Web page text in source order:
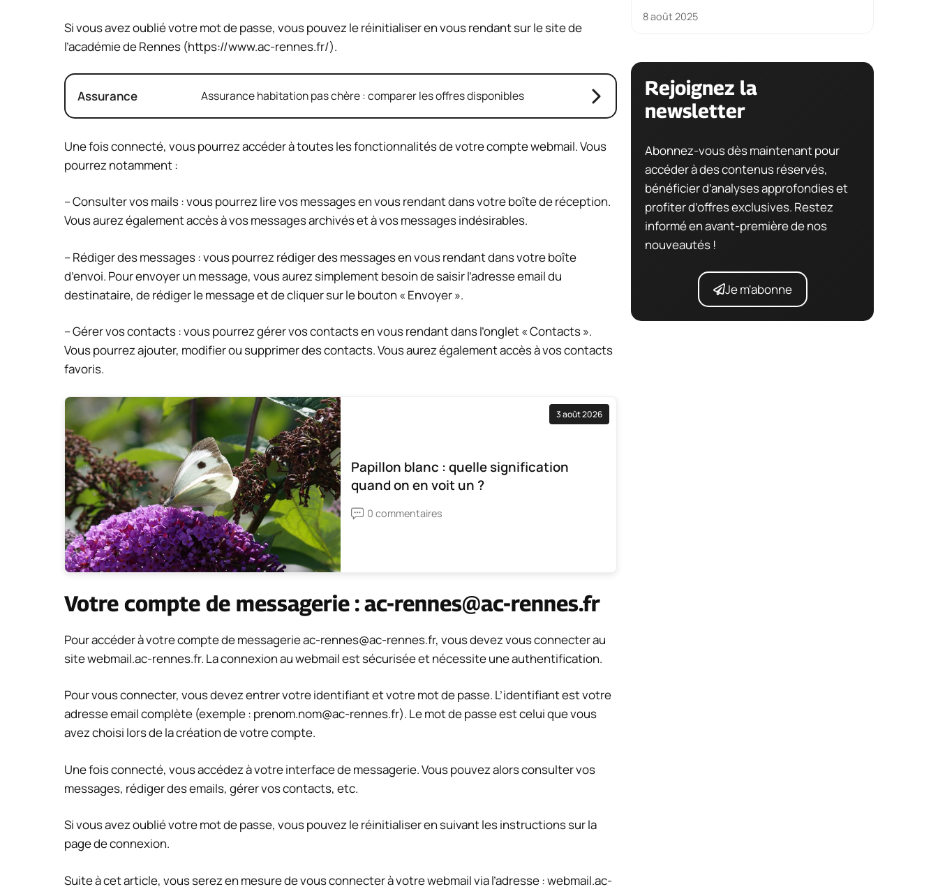
Si vous avez oublié votre mot de passe, vous pouvez le réinitialiser en vous rendant sur le site de
l’académie de Rennes (https://www.ac-rennes.fr/).
Assurance Assurance habitation pas chère : comparer les offres disponibles
Une fois connecté, vous pourrez accéder à toutes les fonctionnalités de votre compte webmail. Vous
pourrez notamment :
– Consulter vos mails : vous pourrez lire vos messages en vous rendant dans votre boîte de réception.
Vous aurez également accès à vos messages archivés et à vos messages indésirables.
– Rédiger des messages : vous pourrez rédiger des messages en vous rendant dans votre boîte
d’envoi. Pour envoyer un message, vous aurez simplement besoin de saisir l’adresse email du
destinataire, de rédiger le message et de cliquer sur le bouton « Envoyer ».
– Gérer vos contacts : vous pourrez gérer vos contacts en vous rendant dans l’onglet « Contacts ».
Vous pourrez ajouter, modifier ou supprimer des contacts. Vous aurez également accès à vos contacts
favoris.
3 août 2026
Papillon blanc : quelle signification
quand on en voit un ?
0 commentaires
Votre compte de messagerie :ac-rennes@ac-rennes.fr
Pour accéder à votre compte de messagerieac-rennes@ac-rennes.fr, vous devez vous connecter au
site webmail.ac-rennes.fr. La connexion au webmail est sécurisée et nécessite une authentification.
Pour vous connecter, vous devez entrer votre identifiant et votre mot de passe. L’identifiant est votre
adresse email complète (exemple : prenom.nom@ac-rennes.fr). Le mot de passe est celui que vous
avez choisi lors de la création de votre compte.
Une fois connecté, vous accédez à votre interface de messagerie. Vous pouvez alors consulter vos
messages, rédiger des emails, gérer vos contacts, etc.
Si vous avez oublié votre mot de passe, vous pouvez le réinitialiser en suivant les instructions sur la
page de connexion.
Suite à cet article, vous serez en mesure de vous connecter à votre webmail via l’adresse : webmail.ac-
8 août 2025
Rejoignez la
newsletter
Abonnez-vous dès maintenant pour
accéder à des contenus réservés,
bénéficier d’analyses approfondies et
profiter d’offres exclusives. Restez
informé en avant-première de nos
nouveautés !
Je m'abonne